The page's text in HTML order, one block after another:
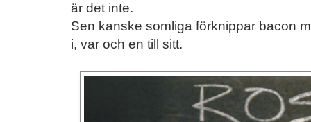
är det inte.
Sen kanske somliga förknippar bacon
i, var och en till sitt.